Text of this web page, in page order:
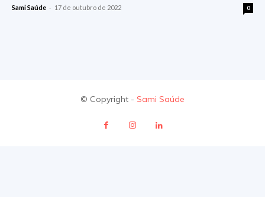
Sami Saúde - 17 de outubro de 2022 0
© Copyright - Sami Saúde